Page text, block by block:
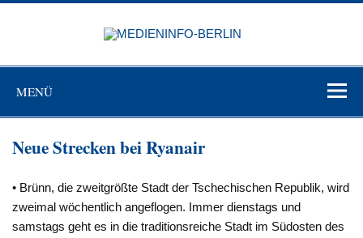
Zum
MENÜ
Neue Strecken bei Ryanair
• Brünn, die zweitgrößte Stadt der Tschechischen Republik, wird
zweimal wöchentlich angeflogen. Immer dienstags und
samstags geht es in die traditionsreiche Stadt im Südosten des